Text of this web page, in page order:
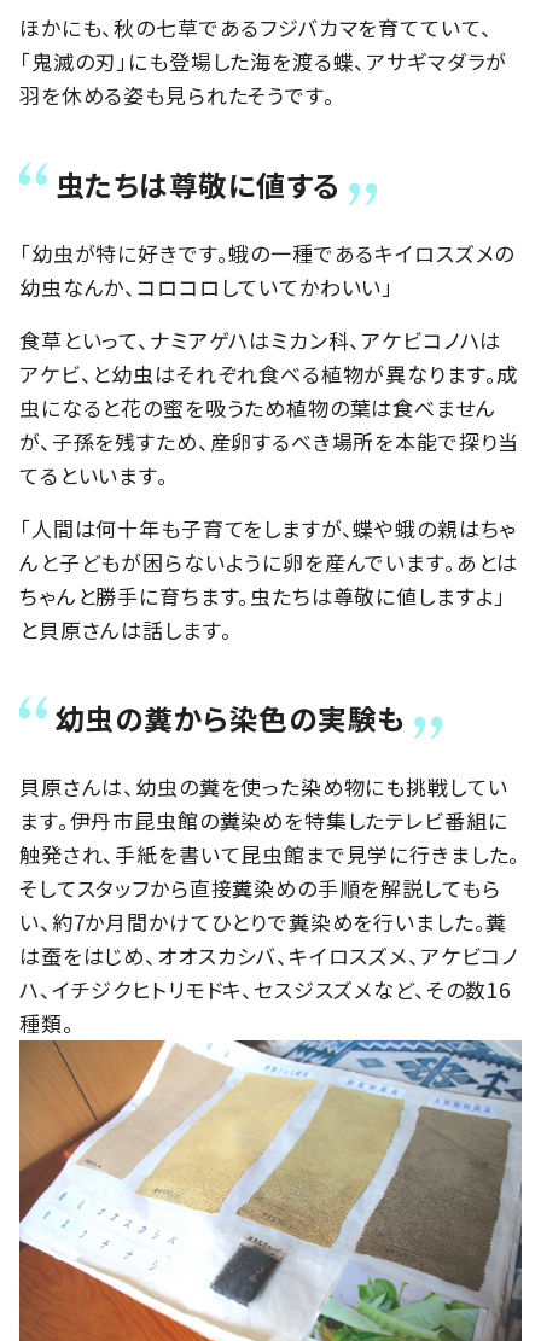
ほかにも、秋の七草であるフジバカマを育てていて、
「鬼滅の刃」にも登場した海を渡る蝶、アサギマダラが
羽を休める姿も見られたそうです。
虫たちは尊敬に値する
「幼虫が特に好きです。蛾の一種であるキイロスズメの
幼虫なんか、コロコロしていてかわいい」
食草といって、ナミアゲハはミカン科、アケビコノハは
アケビ、と幼虫はそれぞれ食べる植物が異なります。成
虫になると花の蜜を吸うため植物の葉は食べません
が、子孫を残すため、産卵するべき場所を本能で探り当
てるといいます。
「人間は何十年も子育てをしますが、蝶や蛾の親はちゃ
んと子どもが困らないように卵を産んでいます。あとは
ちゃんと勝手に育ちます。虫たちは尊敬に値しますよ」
と貝原さんは話します。
幼虫の糞から染色の実験も
貝原さんは、幼虫の糞を使った染め物にも挑戦してい
ます。伊丹市昆虫館の糞染めを特集したテレビ番組に
触発され、手紙を書いて昆虫館まで見学に行きました。
そしてスタッフから直接糞染めの手順を解説してもら
い、約7か月間かけてひとりで糞染めを行いました。糞
は蚕をはじめ、オオスカシバ、キイロスズメ、アケビコノ
ハ、イチジクヒトリモドキ、セスジスズメなど、その数16
種類。